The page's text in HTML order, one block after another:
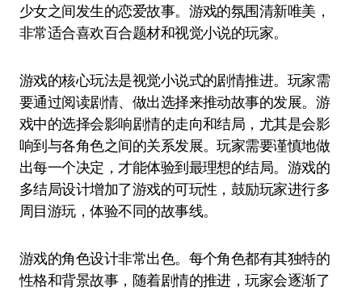
少女之间发生的恋爱故事。游戏的氛围清新唯美，
非常适合喜欢百合题材和视觉小说的玩家。
游戏的核心玩法是视觉小说式的剧情推进。玩家需
要通过阅读剧情、做出选择来推动故事的发展。游
戏中的选择会影响剧情的走向和结局，尤其是会影
响到与各角色之间的关系发展。玩家需要谨慎地做
出每一个决定，才能体验到最理想的结局。游戏的
多结局设计增加了游戏的可玩性，鼓励玩家进行多
周目游玩，体验不同的故事线。
游戏的角色设计非常出色。每个角色都有其独特的
性格和背景故事，随着剧情的推进，玩家会逐渐了